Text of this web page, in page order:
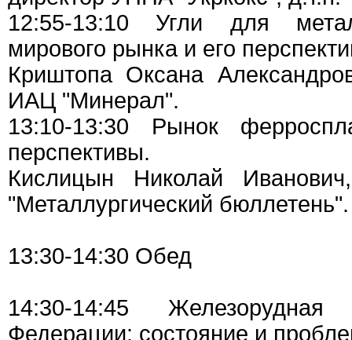
12:55-13:10 Угли для
мирового рынка и его
Криштопа Оксана
ИАЦ "Минерал".
13:10-13:30 Рынок
перспективы.
Кислицын Николай
"Металлургический бюллетень".
13:30-14:30 Обед
14:30-14:45
Федерации: состояние и